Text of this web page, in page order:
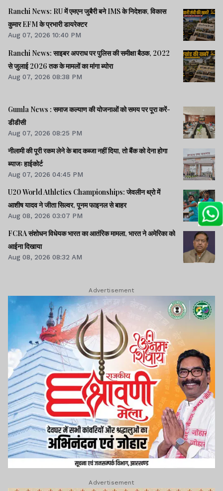
Ranchi News: RU में एमएन जुबैरी बने IMS के निदेशक, विकास
कुमार EFM के प्रभारी डायरेक्टर
Aug 07, 2026 10:40 PM
Ranchi News: साइबर अपराध पर पुलिस की समीक्षा बैठक, 2022
से जुलाई 2026 तक के मामलों का मांगा ब्योरा
Aug 07, 2026 08:38 PM
Gumla News : समाज कल्याण की योजनाओं को समय पर पूरा करें-
डीडीसी
Aug 07, 2026 08:25 PM
नीलामी की पूरी रकम लेने के बाद कब्जा नहीं दिया, तो बैंक को देना होगा
ब्याजः हाईकोर्ट
Aug 07, 2026 04:45 PM
U20 World Athletics Championships: जेवलीन थ्रो में
आशीष यादव ने जीता सिल्वर, पूनम फाइनल से बाहर
Aug 08, 2026 03:07 PM
FCRA संशोधन विधेयक भारत का आतंरिक मामला, भारत ने अमेरिका को
आईना दिखाया
Aug 08, 2026 08:32 AM
Advertisement
Advertisement